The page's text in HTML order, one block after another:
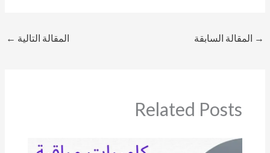
→ المقالة السابقة المقالة التالية ←
Related Posts